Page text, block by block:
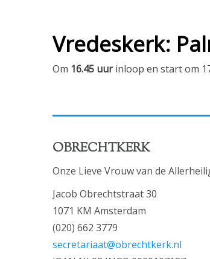
Vredeskerk:
Om 16.45 uurinloop en start om
OBRECHTKERK
Onze Lieve Vrouw van de
Jacob Obrechtstraat 30
1071 KM Amsterdam
(020) 662 3779
secretariaat@obrechtkerk.nl